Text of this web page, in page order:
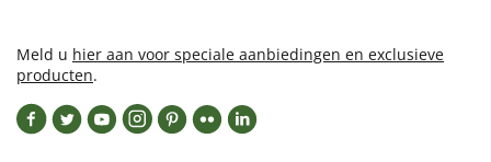
Meld u hier aan voor speciale aanbiedingen en exclusieve
producten.